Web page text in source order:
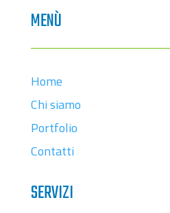
MENÙ
Home
Chi siamo
Portfolio
Contatti
SERVIZI